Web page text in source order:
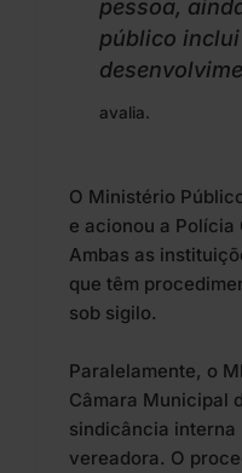
pessoa,
público
avalia.
O Ministério
e acionou a
Ambas as
que têm
sob sigilo.
Paralelamente, o
Câmara Municipal
sindicância interna
vereadora. O